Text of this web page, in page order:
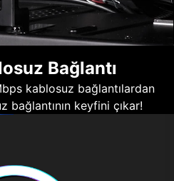
Bağlantı
kablosuz bağlantılardan
bağlantının keyfini çıkar!